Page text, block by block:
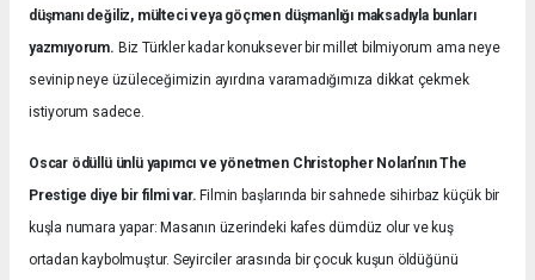
düşmanı değiliz, mülteci veya göçmen düşmanlığı maksadıyla bunları
yazmıyorum. Biz Türkler kadar konuksever bir millet bilmiyorum ama neye
sevinip neye üzüleceğimizin ayırdına varamadığımıza dikkat çekmek
istiyorum sadece.
Oscar ödüllü ünlü yapımcı ve yönetmen Christopher Nolan’nın The
Prestige diye bir filmi var. Filmin başlarında bir sahnede sihirbaz küçük bir
kuşla numara yapar: Masanın üzerindeki kafes dümdüz olur ve kuş
ortadan kaybolmuştur. Seyirciler arasında bir çocuk kuşun öldüğünü